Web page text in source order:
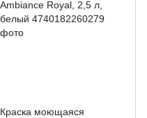
Краска моющаяся